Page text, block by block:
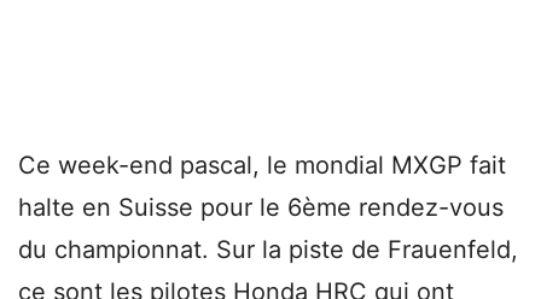
Ce week-end pascal, le mondial MXGP fait
halte en Suisse pour le 6ème rendez-vous
du championnat. Sur la piste de Frauenfeld,
ce sont les pilotes Honda HRC qui ont